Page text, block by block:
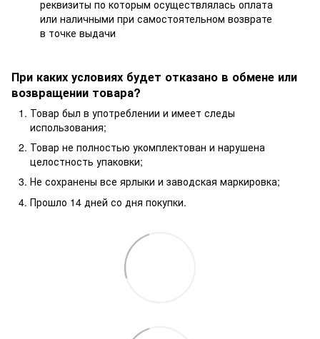
реквизиты по которым осуществлялась оплата
или наличными при самостоятельном возврате
в точке выдачи
При каких условиях будет отказано в обмене или
возвращении товара?
Товар был в употреблении и имеет следы
использования;
Товар не полностью укомплектован и нарушена
целостность упаковки;
Не сохранены все ярлыки и заводская маркировка;
Прошло 14 дней со дня покупки.